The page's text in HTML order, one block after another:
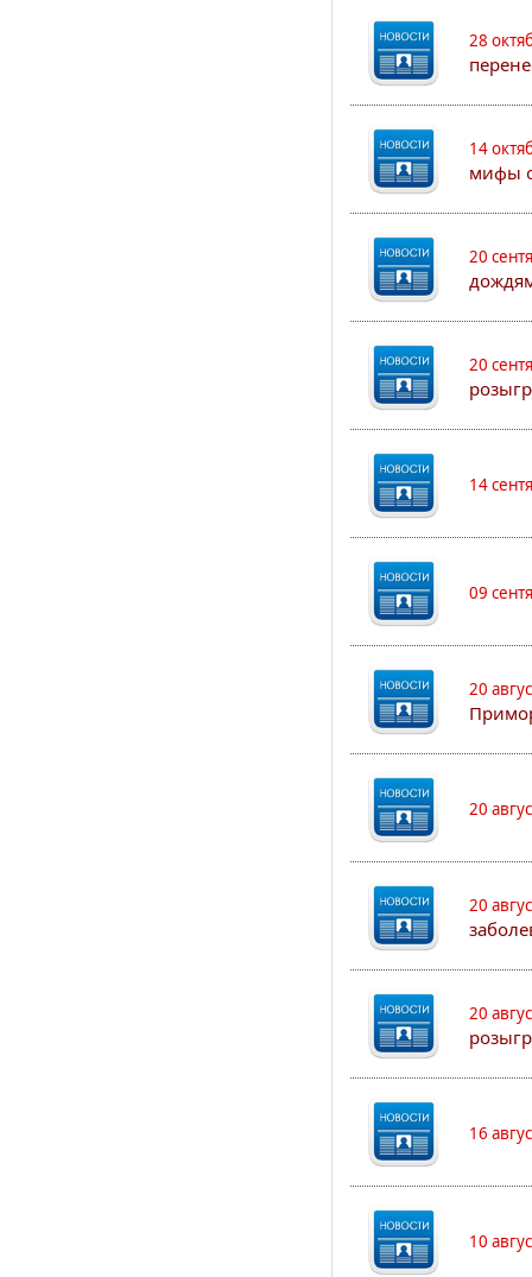
28
14
мифы
20
20
14
09
20
20
20
20
16
10